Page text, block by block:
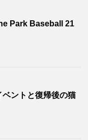
Park Baseball 21
ントと復帰後の猫